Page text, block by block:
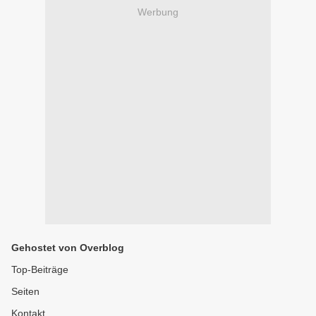
Werbung
Gehostet von Overblog
Top-Beiträge
Seiten
Kontakt